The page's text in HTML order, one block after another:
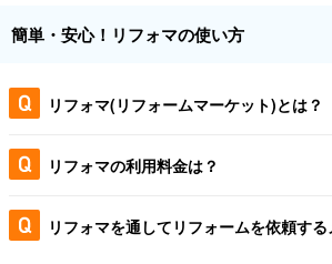
簡単・安心！リフォマの使い方
リフォマ(リフォームマーケット)とは？
リフォマの利用料金は？
リフォマを通してリフォームを依頼する